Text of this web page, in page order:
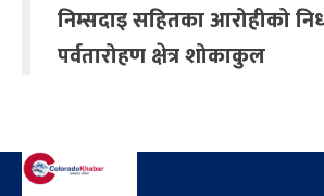
निम्सदाइ सहितका आरोहीको
पर्वतारोहण क्षेत्र शोकाकुल